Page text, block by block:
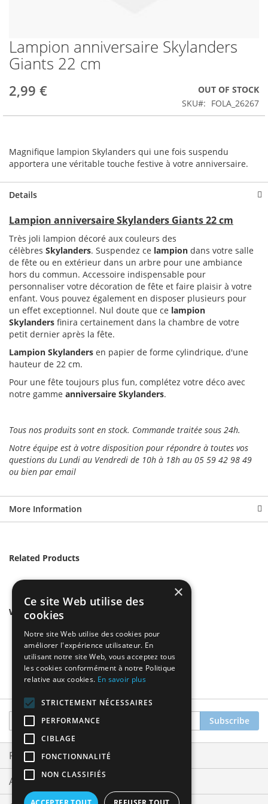
Skip
to
the
of
images
Lampion anniversaire Skylanders
Giants 22 cm
2,99 €
OUT OF STOCK
SKU
FOLA_26267
Magnifique lampion Skylanders qui une fois suspendu
apportera une véritable touche festive à votre anniversaire.
Details
Lampion anniversaire Skylanders Giants 22 cm
Très joli lampion décoré aux couleurs des
célèbres Skylanders. Suspendez ce lampion dans votre salle
de fête ou en extérieur dans un arbre pour une ambiance
hors du commun. Accessoire indispensable pour
personnaliser votre décoration de fête et faire plaisir à votre
enfant. Vous pouvez également en disposer plusieurs pour
un effet exceptionnel. Nul doute que ce lampion
Skylanders finira certainement dans la chambre de votre
petit dernier après la fête.
Lampion Skylanders en papier de forme cylindrique, d'une
hauteur de 22 cm.
Pour une fête toujours plus fun, complétez votre déco avec
notre gamme anniversaire Skylanders.
Tous nos produits sont en stock. Commande traitée sous 24h.
Notre équipe est à votre disposition pour répondre à toutes vos
questions du Lundi au Vendredi de 10h à 18h au 05 59 42 98 49
ou bien par email
More Information
Related Products
We found other products you might like!
Sign
Up
for
Our
Newsletter:
Subscribe
Privacy and Cookie Policy
Advanced Search
×
Ce site Web utilise des
cookies
Notre site Web utilise des cookies pour
améliorer l'expérience utilisateur. En
utilisant notre site Web, vous acceptez tous
les cookies conformément à notre Politique
relative aux cookies. En savoir plus
STRICTEMENT NÉCESSAIRES
PERFORMANCE
CIBLAGE
FONCTIONNALITÉ
NON CLASSIFIÉS